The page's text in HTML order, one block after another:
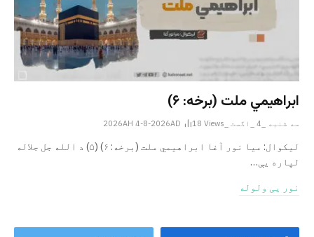
ابراهيمي ملت (برخه: ۶)
سه شنبه _4 _اگست _2026AH 4-8-2026AD 18 Views
ليکوال: میا نور آغا ابراهيمي ملت (برخه: ۶) (۵) د الله جل جلاله
لپاره یې…
نور یی ولوله